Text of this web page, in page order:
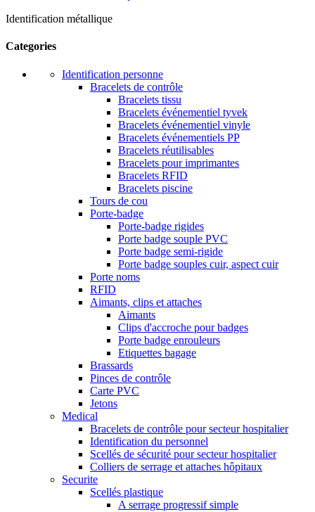
Identification métallique
Categories
Identification personne
Bracelets de contrôle
Bracelets tissu
Bracelets événementiel tyvek
Bracelets événementiel vinyle
Bracelets événementiels PP
Bracelets réutilisables
Bracelets pour imprimantes
Bracelets RFID
Bracelets piscine
Tours de cou
Porte-badge
Porte-badge rigides
Porte badge souple PVC
Porte badge semi-rigide
Porte badge souples cuir, aspect cuir
Porte noms
RFID
Aimants, clips et attaches
Aimants
Clips d'accroche pour badges
Porte badge enrouleurs
Etiquettes bagage
Brassards
Pinces de contrôle
Carte PVC
Jetons
Medical
Bracelets de contrôle pour secteur hospitalier
Identification du personnel
Scellés de sécurité pour secteur hospitalier
Colliers de serrage et attaches hôpitaux
Securite
Scellés plastique
A serrage progressif simple